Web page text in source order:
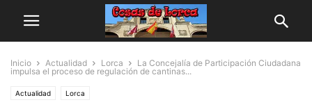
Inicio Actualidad Lorca
La Concejalía de Participación Ciudadana
impulsa el proceso de regulación de cantinas...
Actualidad Lorca